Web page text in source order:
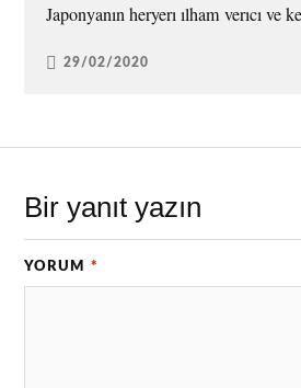
Japonyanın heryerı ılham verıcı ve
29/02/2020
Bir yanıt yazın
YORUM *